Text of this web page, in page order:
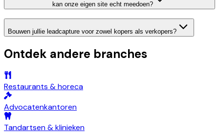
kan onze eigen site echt meedoen?
Bouwen jullie leadcapture voor zowel kopers als verkopers?
Ontdek andere branches
Restaurants & horeca
Advocatenkantoren
Tandartsen & klinieken